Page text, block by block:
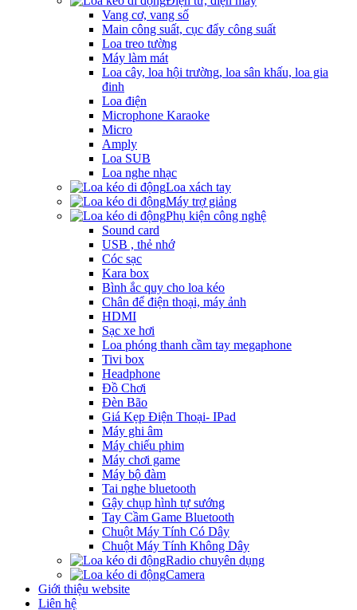
Vang cơ, vang số
Main công suất, cục đẩy công suất
Loa treo tường
Máy làm mát
Loa cây, loa hội trường, loa sân khấu, loa gia
đinh
Loa điện
Microphone Karaoke
Micro
Amply
Loa SUB
Loa nghe nhạc
Loa xách tay
Máy trợ giảng
Phụ kiện công nghệ
Sound card
USB , thẻ nhớ
Cóc sạc
Kara box
Bình ắc quy cho loa kéo
Chân để điện thoại, máy ảnh
HDMI
Sạc xe hơi
Loa phóng thanh cầm tay megaphone
Tivi box
Headphone
Đồ Chơi
Đèn Bão
Giá Kẹp Điện Thoại- IPad
Máy ghi âm
Máy chiếu phim
Máy chơi game
Máy bộ đàm
Tai nghe bluetooth
Gậy chụp hình tự sướng
Tay Cầm Game Bluetooth
Chuột Máy Tính Có Dây
Chuột Máy Tính Không Dây
Radio chuyên dụng
Camera
Giới thiệu website
Liên hệ